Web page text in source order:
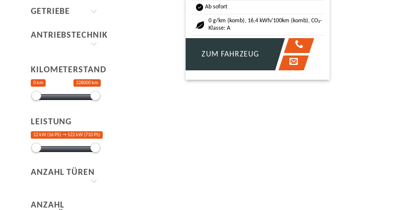
GETRIEBE
ANTRIEBSTECHNIK
KILOMETERSTAND
0 km 328000 km
LEISTUNG
12 kW (16 PS) →522 kW (710 PS)
ANZAHL TÜREN
ANZAHL
Ab sofort
0 g/km (komb), 16,4 kWh/100km (komb), CO₂-
Klasse: A
ZUM FAHRZEUG